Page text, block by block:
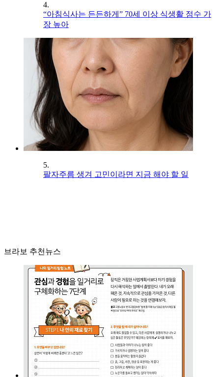
4.
“아침식사는 든든하게” 70세 이상 식생활 점수 가
장 높아
5.
팔자주름 생겨 고민이라면 지금 해야 할 일
브라보 추천뉴스